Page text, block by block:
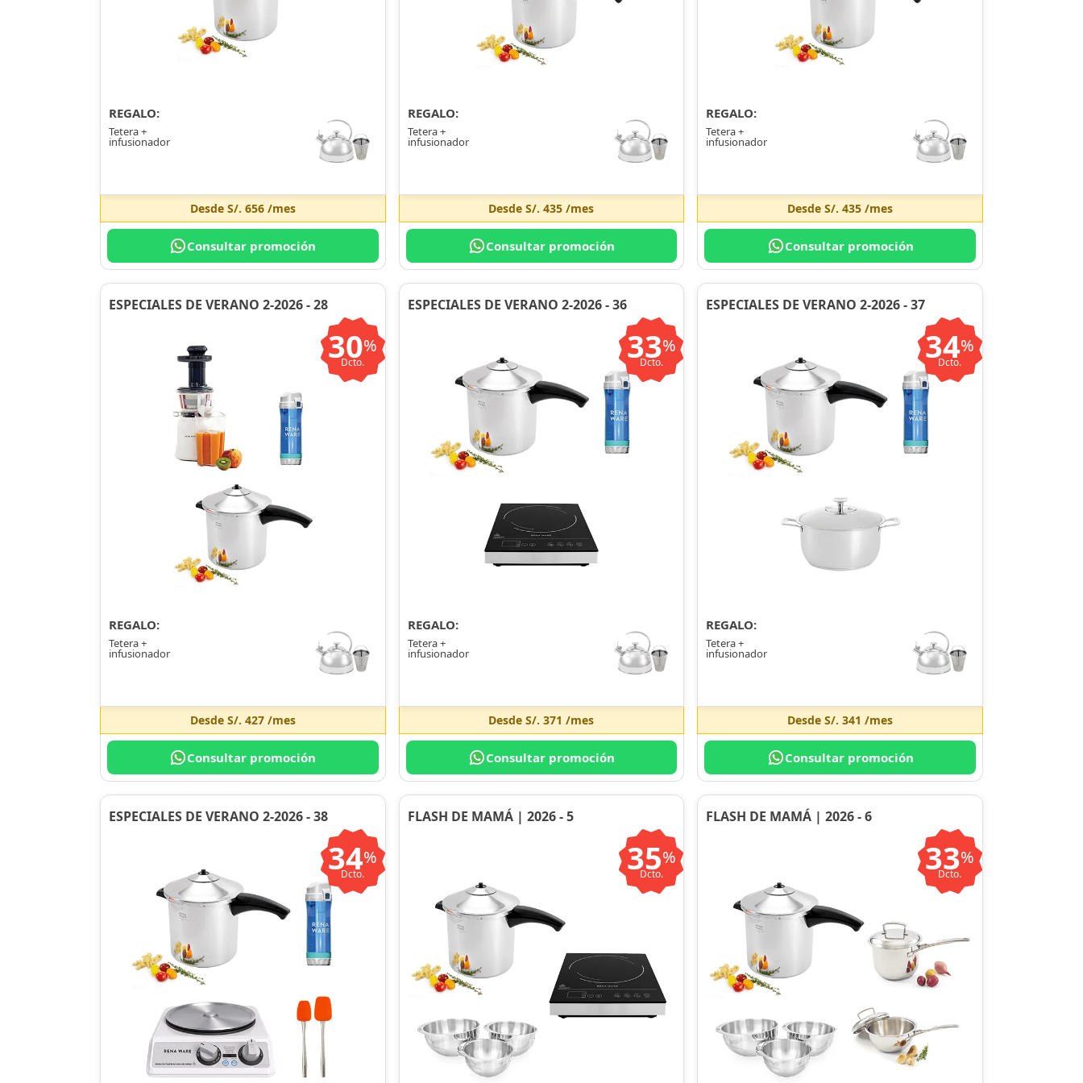
REGALO:
Tetera +
infusionador
Desde S/. 656/mes
Consultar promoción
REGALO:
Tetera +
infusionador
DesdeS/. 435 /mes
Consultar promoción
REGALO:
Tetera +
infusionador
DesdeS/. 435 /mes
Consultar promoción
ESPECIALES DE VERANO 2-2026 - 28
30%
Dcto.
REGALO:
Tetera +
infusionador
Desde S/. 427/mes
Consultar promoción
ESPECIALES DE VERANO 2-2026 - 36
33%
Dcto.
REGALO:
Tetera +
infusionador
DesdeS/. 371 /mes
Consultar promoción
ESPECIALES DE VERANO 2-2026 - 37
34%
Dcto.
REGALO:
Tetera +
infusionador
DesdeS/. 341 /mes
Consultar promoción
ESPECIALES DE VERANO 2-2026 - 38
34%
Dcto.
FLASH DE MAMÁ | 2026 - 5
35%
Dcto.
FLASH DE MAMÁ | 2026 - 6
33%
Dcto.